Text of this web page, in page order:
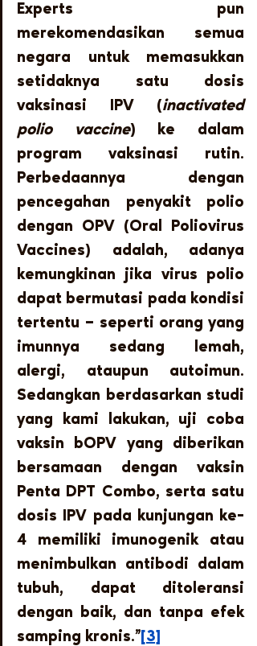
Experts pun
merekomendasikan semua
negara untuk memasukkan
setidaknya satu dosis
vaksinasi IPV (inactivated
polio vaccine) ke dalam
program vaksinasi rutin.
Perbedaannya dengan
pencegahan penyakit polio
dengan OPV (Oral Poliovirus
Vaccines) adalah, adanya
kemungkinan jika virus polio
dapat bermutasi pada kondisi
tertentu – seperti orang yang
imunnya sedang lemah,
alergi, ataupun autoimun.
Sedangkan berdasarkan studi
yang kami lakukan, uji coba
vaksin bOPV yang diberikan
bersamaan dengan vaksin
Penta DPT Combo, serta satu
dosis IPV pada kunjungan ke-
4 memiliki imunogenik atau
menimbulkan antibodi dalam
tubuh, dapat ditoleransi
dengan baik, dan tanpa efek
samping kronis." [3]